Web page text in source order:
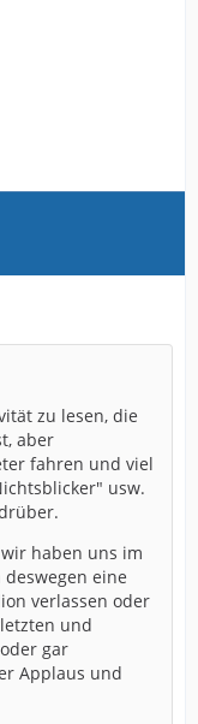
zu lesen, die
aber
fahren und viel
usw.
haben uns im
eine
verlassen oder
und
gar
Applaus und